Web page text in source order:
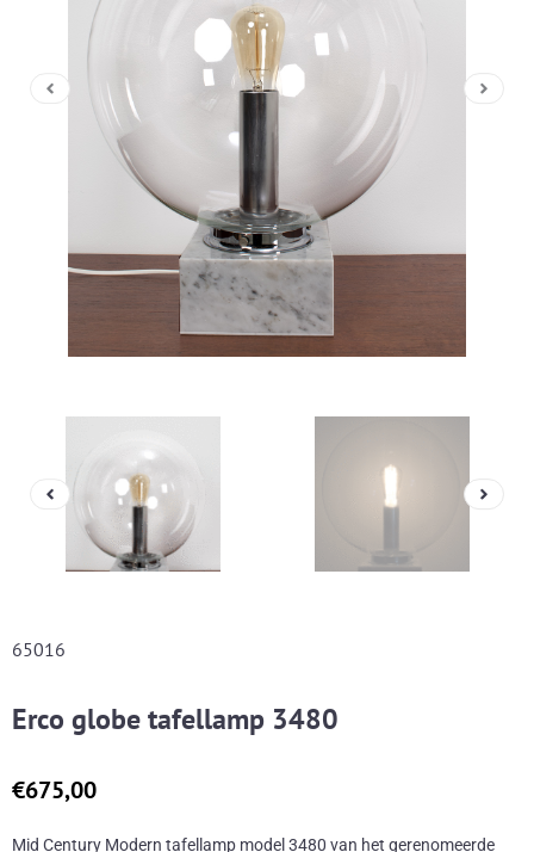
65016
Erco globe tafellamp 3480
€675,00
Mid Century Modern tafellamp model 3480 van het gerenomeerde